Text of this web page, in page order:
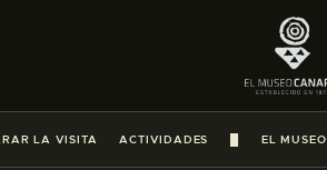
LA VISITA ACTIVIDADES EL MUSEO
PREPARAR LA VISITA
ACTIVIDADES